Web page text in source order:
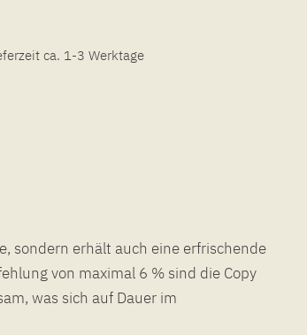
ca. 1-3 Werktage